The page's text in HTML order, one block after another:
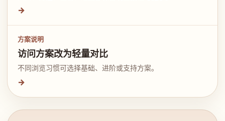
→
方案说明
访问方案改为轻量对比
不同浏览习惯可选择基础、进阶或支持方案。
→